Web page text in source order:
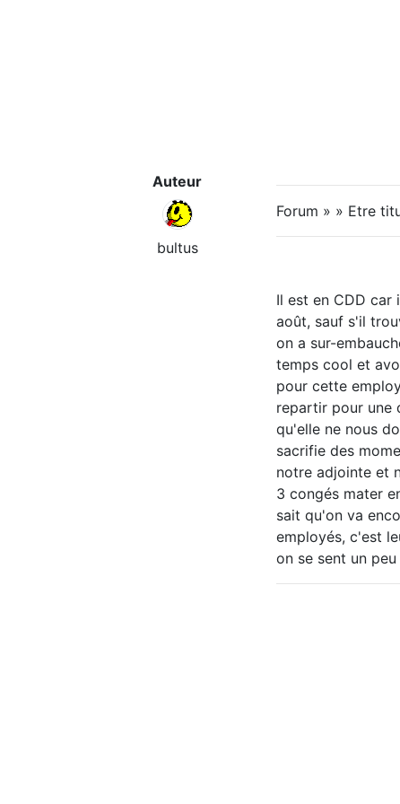
Auteur
bultus
Forum » » Etre
Il est en CDD car
août, sauf s'il
on a sur-
temps cool et
pour cette
repartir pour une
qu'elle ne nous
sacrifie des
notre adjointe et
3 congés mater
sait qu'on va
employés, c'est
on se sent un